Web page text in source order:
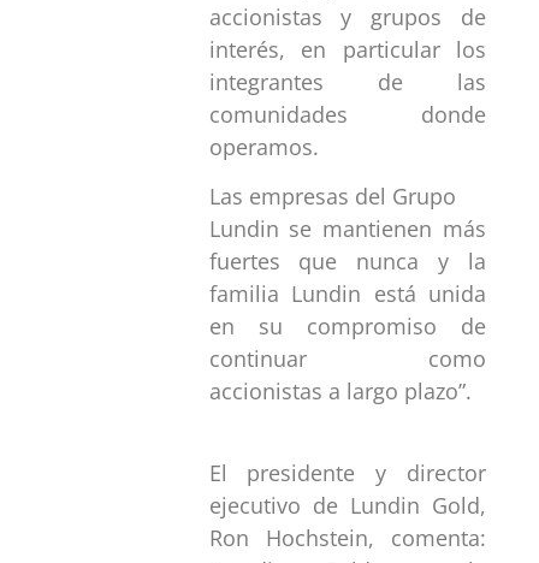
accionistas y grupos de
interés, en particular los
integrantes de las
comunidades donde
operamos.
Las empresas del Grupo
Lundin se mantienen más
fuertes que nunca y la
familia Lundin está unida
en su compromiso de
continuar como
accionistas a largo plazo”.
El presidente y director
ejecutivo de Lundin Gold,
Ron Hochstein, comenta: